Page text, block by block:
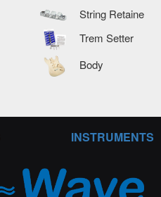
String Retaine
Trem Setter
Body
INSTRUMENTS